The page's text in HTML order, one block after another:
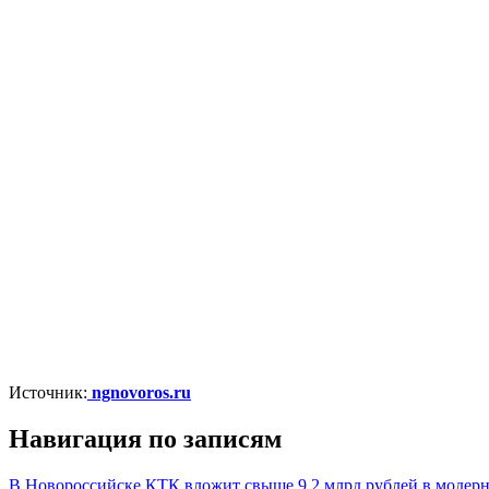
Источник: ngnovoros.ru
Навигация по записям
В Новороссийске КТК вложит свыше 9,2 млрд рублей в